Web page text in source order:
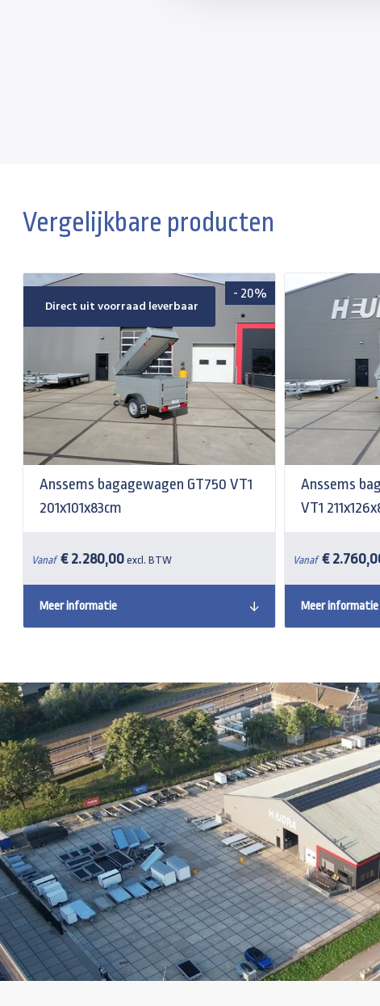
Vergelijkbare producten
Direct uit voorraad leverbaar
- 20%
Anssems bagagewagen GT750 VT1
201x101x83cm
Vanaf € 2.280,00 excl. BTW
Meer informatie
Anssems
VT1
Vanaf €
Meer informatie